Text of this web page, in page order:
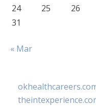
24
25 26
31
« Mar